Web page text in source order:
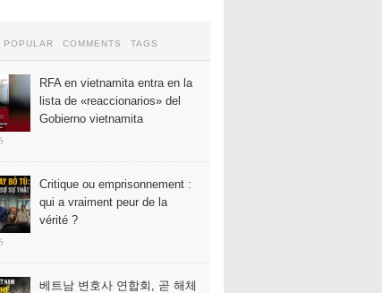
POPULAR COMMENTS TAGS
RFA en vietnamita entra en la
lista de «reaccionarios» del
Gobierno vietnamita
Critique ou emprisonnement :
qui a vraiment peur de la
vérité ?
베트남 변호사 연합회, 곧 해체